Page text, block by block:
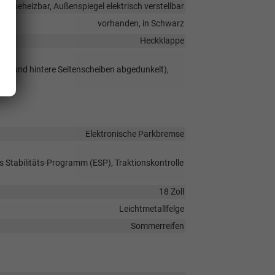
beheizbar, Außenspiegel elektrisch verstellbar
vorhanden, in Schwarz
Heckklappe
und hintere Seitenscheiben abgedunkelt),
Elektronische Parkbremse
Stabilitäts-Programm (ESP), Traktionskontrolle
18 Zoll
Leichtmetallfelge
Sommerreifen